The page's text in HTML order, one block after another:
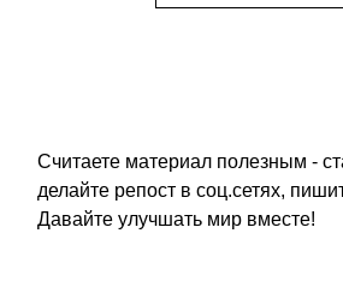
Считаете материал полезным -
делайте репост в соц.сетях,
Давайте улучшать мир вместе!